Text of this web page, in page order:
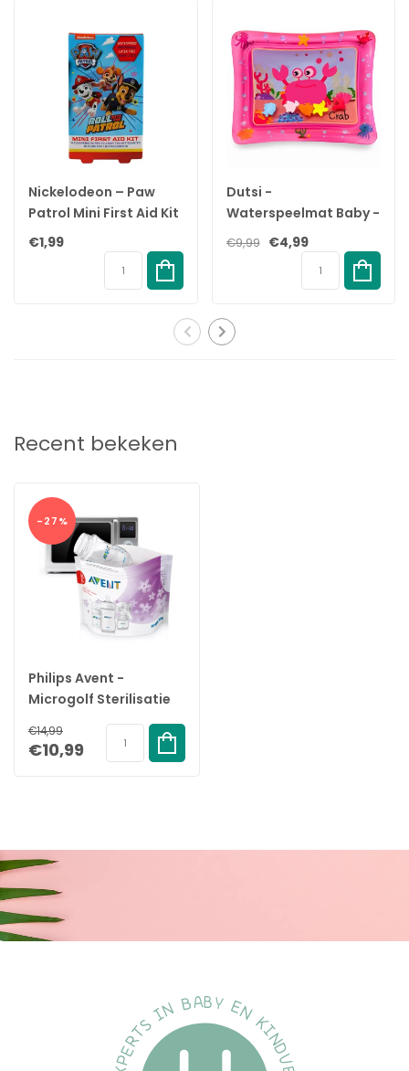
Voordelen:
✓ Snel en effectief steriliseren in de magnetron voor onderweg.
✓ Stoomsterilisatie in de magnetron is klaar in slechts 90
seconden.
✓ Doodt 99,9% van de ziektekiemen en bacteriën.
✓ Gemakkelijk te gebruiken en te hanteren met een
Veilige behandelzone voor veilig oppakken uit de magnetron.
✓ Vijf herbruikbare zakjes met tot 100 keer gebruik per
verpakking.
Specificaties:
Nickelodeon – Paw
Patrol Mini First Aid Kit
– 2+ jaar
€1,99
Dutsi -
Waterspeelmat Baby -
Watermat - Stimuleert
Motorische
Ontwikkeling - BPA Vrij
Kraamcadeau -
61x50cm – Roze
€9,99 €4,99
Recent bekeken
-27%
Philips Avent -
Microgolf Sterilisatie
Zakjes - Snel
Steriliseren - 5 stuks
€14,99
€10,99